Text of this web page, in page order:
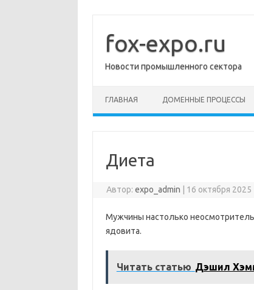
содержимому
fox-expo.ru
Новости промышленного сектора
ГЛАВНАЯ ДОМЕННЫЕ ПРОЦЕССЫ
Диета
Автор:expo_admin 16 октября 2025
Мужчины настолько
ядовита.
Читать статью Дэшил